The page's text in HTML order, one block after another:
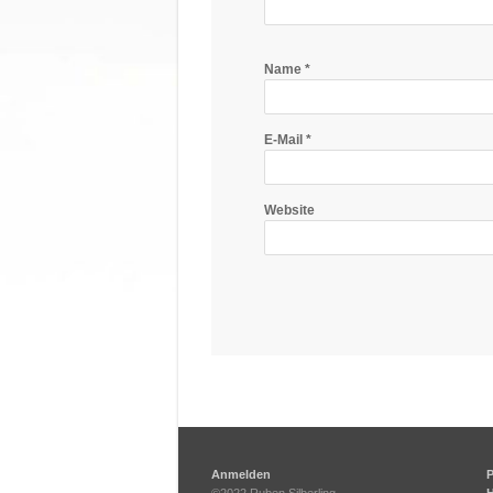
Name *
E-Mail *
Website
Anmelden